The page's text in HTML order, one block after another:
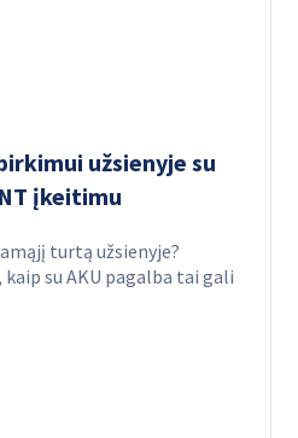
užsienyje su
įkeitimu
turtą užsienyje?
su AKU pagalba tai gali